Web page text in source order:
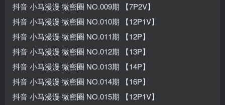
抖音 小马漫漫 微密圈 NO.009期 【7P2V】
抖音 小马漫漫 微密圈 NO.010期 【12P1V】
抖音 小马漫漫 微密圈 NO.011期 【12P】
抖音 小马漫漫 微密圈 NO.012期 【13P】
抖音 小马漫漫 微密圈 NO.013期 【14P】
抖音 小马漫漫 微密圈 NO.014期 【16P】
抖音 小马漫漫 微密圈 NO.015期 【12P1V】